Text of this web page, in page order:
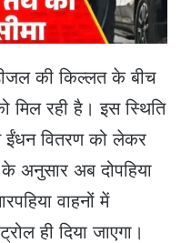
की किल्लत के बीच
मिल रही है। इस स्थिति
ईंधन वितरण को लेकर
अनुसार अब दोपहिया
वाहनों में
ही दिया जाएगा।